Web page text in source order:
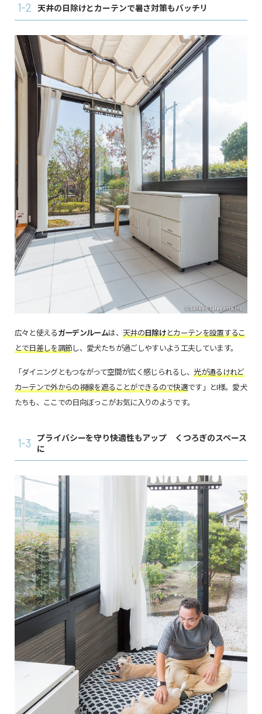
1-2 天井の日除けとカーテンで暑さ対策もバッチリ
広々と使えるガーデンルームは、 天井の日除けとカーテンを設置するこ
とで日差しを調節し、愛犬たちが過ごしやすいよう工夫しています。
「ダイニングともつながって空間が広く感じられるし、光が通るけれど
カーテンで外からの視線を遮ることができるので快適です」とI様。愛犬
たちも、ここでの日向ぼっこがお気に入りのようです。
1-3 プライバシーを守り快適性もアップ くつろぎのスペース
に